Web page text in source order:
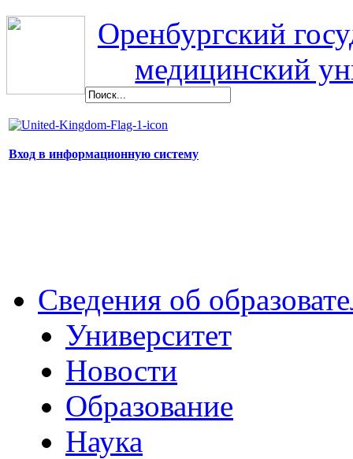
Оренбургский
медицинский
Вход в информационную систему
Сведения об
Университет
Новости
Образование
Наука